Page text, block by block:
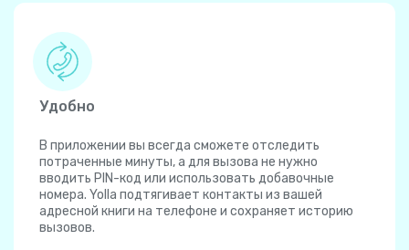
Удобно
В приложении вы всегда сможете отследить
потраченные минуты, а для вызова не нужно
вводить PIN-код или использовать добавочные
номера. Yolla подтягивает контакты из вашей
адресной книги на телефоне и сохраняет историю
вызовов.